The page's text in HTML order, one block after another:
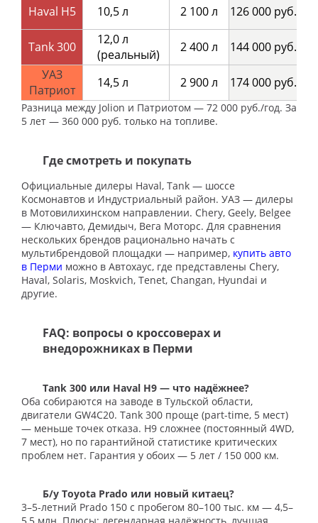
Haval H5 10,5 л 2 100 л 126 000 руб.
Tank 300
12,0 л
(реальный)
2 400 л
144 000 руб.
УАЗ
Патриот
14,5 л 2 900 л 174 000 руб.
Разница между Jolion и Патриотом — 72 000 руб./год. За
5 лет — 360 000 руб. только на топливе.
Где смотреть и покупать
Официальные дилеры Haval, Tank — шоссе
Космонавтов и Индустриальный район. УАЗ — дилеры
в Мотовилихинском направлении. Chery, Geely, Belgee
— Ключавто, Демидыч, Вега Моторс. Для сравнения
нескольких брендов рационально начать с
мультибрендовой площадки — например, купить авто
в Перми можно в Автохаус, где представлены Chery,
Haval, Solaris, Moskvich, Tenet, Changan, Hyundai и
другие.
FAQ: вопросы о кроссоверах и
внедорожниках в Перми
Tank 300 или Haval H9 — что надёжнее?
Оба собираются на заводе в Тульской области,
двигатели GW4C20. Tank 300 проще (part-time, 5 мест)
— меньше точек отказа. H9 сложнее (постоянный 4WD,
7 мест), но по гарантийной статистике критических
проблем нет. Гарантия у обоих — 5 лет / 150 000 км.
Б/у Toyota Prado или новый китаец?
3–5-летний Prado 150 с пробегом 80–100 тыс. км — 4,5–